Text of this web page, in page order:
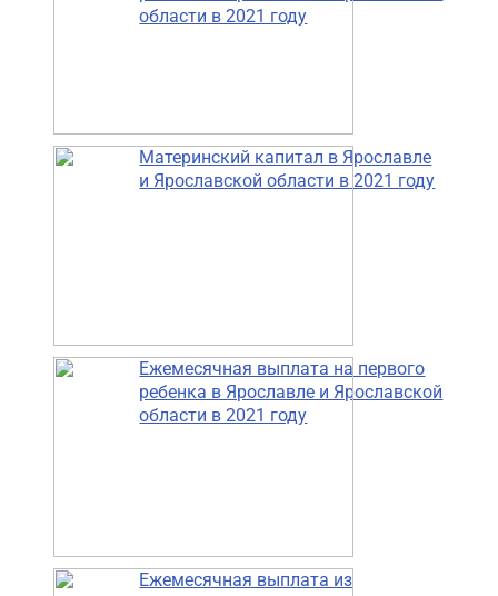
области в 2021 году
Материнский капитал в Ярославле
и Ярославской области в 2021 году
Ежемесячная выплата на первого
ребенка в Ярославле и Ярославской
области в 2021 году
Ежемесячная выплата из